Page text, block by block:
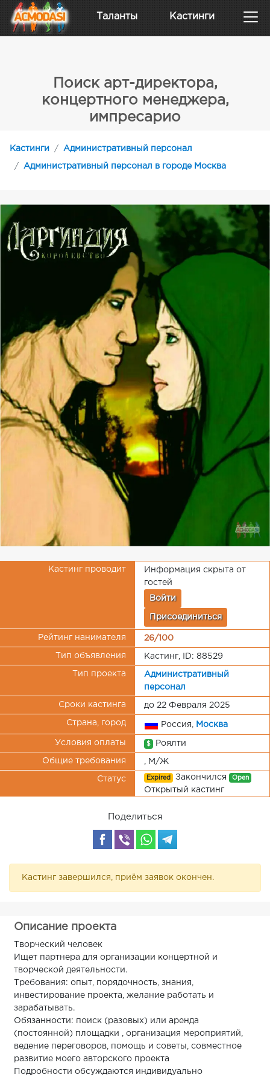
Таланты Кастинги
Поиск арт-директора,
концертного менеджера,
импресарио
Кастинги Административный персонал
Административный персонал в городе Москва
Кастинг проводит
Информация скрыта от
гостей
Войти
Присоединиться
Рейтинг нанимателя 26/100
Тип объявления Кастинг, ID: 88529
Тип проекта
Административный
персонал
Сроки кастинга до 22 Февраля 2025
Страна, город Россия, Москва
Условия оплаты $ Роялти
Общие требования , М/Ж
Статус Expired Закончился Open
Открытый кастинг
Поделиться
Кастинг завершился, приём заявок окончен.
Описание проекта
Творческий человек
Ищет партнера для организации концертной и
творческой деятельности.
Требования: опыт, порядочность, знания,
инвестирование проекта, желание работать и
зарабатывать.
Обязанности: поиск (разовых) или аренда
(постоянной) площадки , организация мероприятий,
ведение переговоров, помощь и советы, совместное
развитие моего авторского проекта
Подробности обсуждаются индивидуально